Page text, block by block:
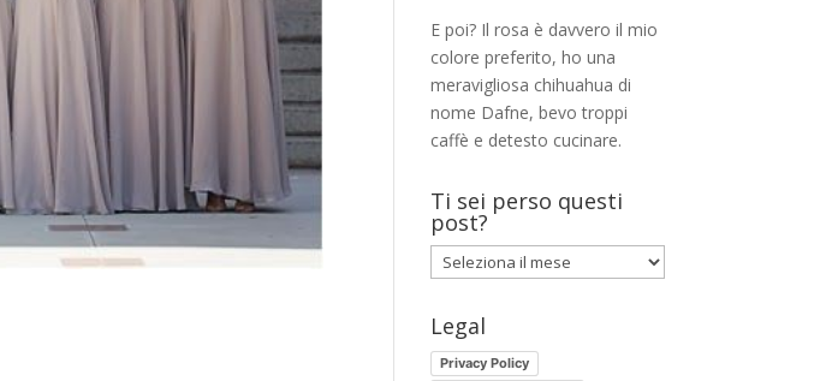
E poi? Il rosa è davvero il mio
colore preferito, ho una
meravigliosa chihuahua di
nome Dafne, bevo troppi
caffè e detesto cucinare.
Ti sei perso questi
post?
Ti
sei
questi
post?
Legal
Privacy Policy